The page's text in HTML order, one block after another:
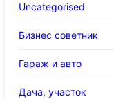
Uncategorised
Бизнес советник
Гараж и авто
Дача, участок